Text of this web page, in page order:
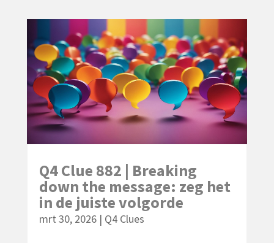
Q4 Clue 882 | Breaking
down the message: zeg het
in de juiste volgorde
mrt 30, 2026| Q4 Clues